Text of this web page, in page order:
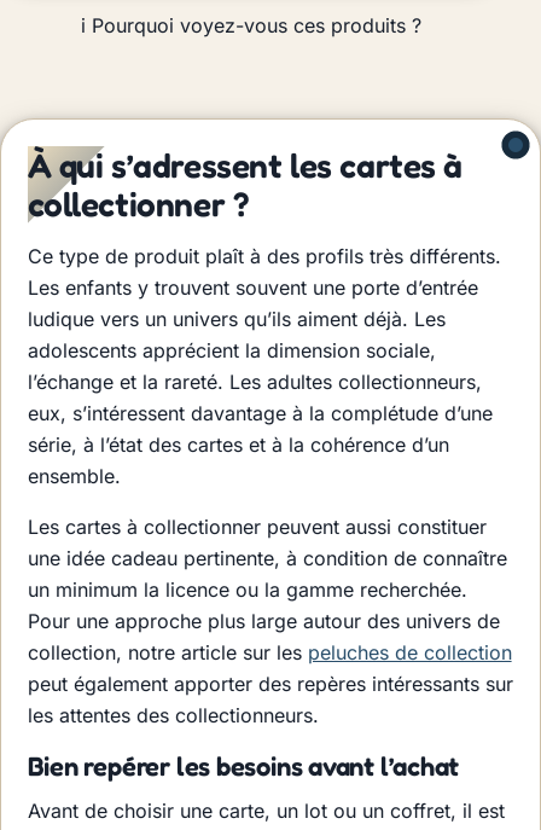
i Pourquoi voyez-vous ces produits ?
À qui s’adressent les cartes à
collectionner ?
Ce type de produit plaît à des profils très différents.
Les enfants y trouvent souvent une porte d’entrée
ludique vers un univers qu’ils aiment déjà. Les
adolescents apprécient la dimension sociale,
l’échange et la rareté. Les adultes collectionneurs,
eux, s’intéressent davantage à la complétude d’une
série, à l’état des cartes et à la cohérence d’un
ensemble.
Les cartes à collectionner peuvent aussi constituer
une idée cadeau pertinente, à condition de connaître
un minimum la licence ou la gamme recherchée.
Pour une approche plus large autour des univers de
collection, notre article sur les peluches de collection
peut également apporter des repères intéressants sur
les attentes des collectionneurs.
Bien repérer les besoins avant l’achat
Avant de choisir une carte, un lot ou un coffret, il est